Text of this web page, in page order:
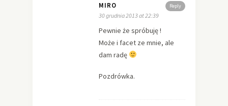
Reply
MIRO
30 grudnia 2013 at 22:39
Pewnie że spróbuję !
Może i facet ze mnie, ale
dam radę
Pozdrówka.